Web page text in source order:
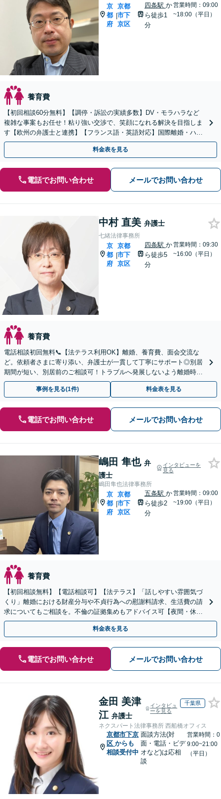
京
都
府
|
京都
市下
京区
四条駅 か
ら徒歩1
分
営業時間：09:00
~18:00（平日）
養育費
【初回相談60分無料】【調停・訴訟の実績多数】DV・モラハラなど
複雑な事案もお任せ！粘り強い交渉で、笑顔になれる解決を目指しま
す【欧州の弁護士と連携】【フランス語・英語対応】国際離婚・ハー
グ条約案件も円滑に支援【休日・夜間対応】【完全個室】
料金表を見る
電話でお問い合わせ メールでお問い合わせ
中村 直美 弁護士
七緒法律事務所
京
都
府
|
京都
市下
京区
四条駅 か
ら徒歩5
分
営業時間：09:30
~16:00（平日）
養育費
電話相談初回無料📞【法テラス利用OK】離婚、養育費、面会交流な
ど。依頼者さまに寄り添い、弁護士が一貫して丁寧にサポート◎別居
期間が短い、別居前のご相談可！トラブルへ発展しないよう離婚時の
取り決めもアドバイス。まずはお電話を【四条烏丸5分】
事例を見る(1件) 料金表を見る
電話でお問い合わせ メールでお問い合わせ
嶋田 隼也 弁
護士
インタビューを
見る
嶋田隼也法律事務所
京
都
府
|
京都
市下
京区
五条駅 か
ら徒歩2
分
営業時間：09:00
~19:00（平日）
養育費
【初回相談無料】【電話相談可】【法テラス】「話しやすい雰囲気づ
くり」離婚における財産分与や不貞行為への慰謝料請求、生活費の請
求についてもご相談を。不倫の証拠集めもアドバイス可【夜間・休日
面談】【四条駅徒歩4分／五条駅徒歩2分】
料金表を見る
電話でお問い合わせ メールでお問い合わせ
金田 美津
江 弁護士
インタビュ
ーを見る
千葉県
ネクスパート法律事務所 西船橋オフィス
京都市下京
区 からも
相談受付中
面談方法(対
面・電話・ビデ
オなど)は応相
談
営業時間：0
9:00~21:00
（平日）